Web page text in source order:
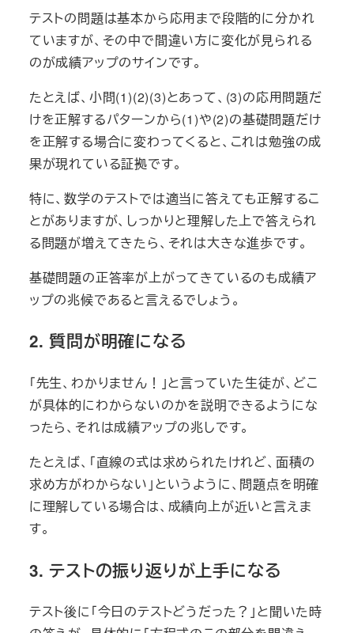
テストの問題は基本から応用まで段階的に分かれ
ていますが、その中で間違い方に変化が見られる
のが成績アップのサインです。
たとえば、小問(1)(2)(3)とあって、(3)の応用問題だ
けを正解するパターンから(1)や(2)の基礎問題だけ
を正解する場合に変わってくると、これは勉強の成
果が現れている証拠です。
特に、数学のテストでは適当に答えても正解するこ
とがありますが、しっかりと理解した上で答えられ
る問題が増えてきたら、それは大きな進歩です。
基礎問題の正答率が上がってきているのも成績ア
ップの兆候であると言えるでしょう。
2. 質問が明確になる
「先生、わかりません！」と言っていた生徒が、どこ
が具体的にわからないのかを説明できるようにな
ったら、それは成績アップの兆しです。
たとえば、「直線の式は求められたけれど、面積の
求め方がわからない」というように、問題点を明確
に理解している場合は、成績向上が近いと言えま
す。
3. テストの振り返りが上手になる
テスト後に「今日のテストどうだった？」と聞いた時